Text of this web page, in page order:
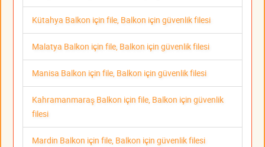
Kütahya Balkon için file, Balkon için güvenlik filesi
Malatya Balkon için file, Balkon için güvenlik filesi
Manisa Balkon için file, Balkon için güvenlik filesi
Kahramanmaraş Balkon için file, Balkon için güvenlik
filesi
Mardin Balkon için file, Balkon için güvenlik filesi